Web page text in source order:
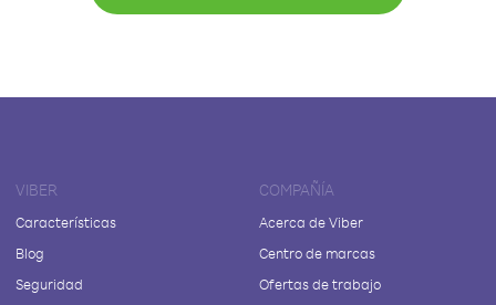
VIBER
Características
Blog
Seguridad
COMPAÑÍA
Acerca de Viber
Centro de marcas
Ofertas de trabajo